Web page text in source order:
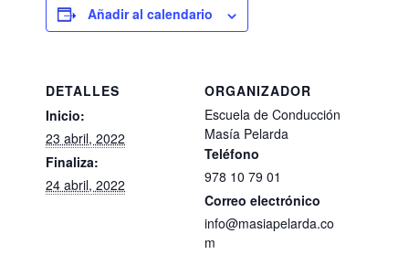
Añadir al calendario
DETALLES
Inicio:
23 abril, 2022
Finaliza:
24 abril, 2022
ORGANIZADOR
Escuela de Conducción
Masía Pelarda
Teléfono
978 10 79 01
Correo electrónico
info@masiapelarda.co
m